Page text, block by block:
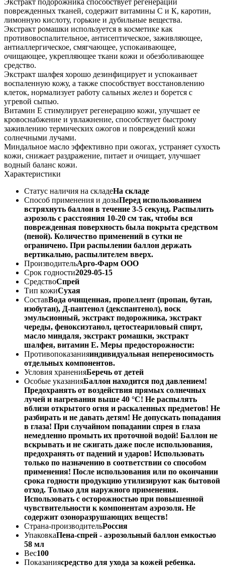
поврежденных тканей, содержит витамины С и К, каротин,
лимонную кислоту, горькие и дубильные вещества.
Экстракт ромашки используется в косметике как
противовоспалительное, антисептическое, заживляющее,
антиаллергическое, смягчающее, успокаивающее,
очищающее, укрепляющее ткани кожи и обезболивающее
средство.
Экстракт шалфея хорошо дезинфицирует и успокаивает
воспаленную кожу, а также способствует восстановлению
клеток, нормализует работу сальных желез и борется с
угревой сыпью.
Витамин Е стимулирует регенерацию кожи, улучшает ее
кровоснабжение и увлажнение, способствует быстрому
заживлению термических ожогов и повреждений кожи
солнечными лучами.
Миндальное масло эффективно при ожогах, устраняет сухость
кожи, снижает раздражение, питает и очищает, улучшает
водный баланс кожи.
Характеристики
Статус наличия на складеНа складе
Способ применения и дозыПеред использованием
встряхнуть баллон в течение 3-5 секунд. Распылить
аэрозоль с расстояния 10-20 см так, чтобы вся
поврежденная поверхность была покрыта средством
(пеной). Количество применений в сутки не
ограничено. При распылении баллон держать
вертикально, распылителем вверх.
ПроизводительАрго-Фарм ООО
Срок годности2029-05-15
СредствоСпрей
Тип кожиСухая
СоставВода очищенная, пропеллент (пропан, бутан,
изобутан), Д-пантенол (декспантенол), воск
эмульсионный, экстракт подорожника, экстракт
череды, феноксиэтанол, цетостеариловый спирт,
масло миндаля, экстракт ромашки, экстракт
шалфея, витамин Е. Меры предосторожности:
Противопоказанияиндивидуальная непереносимость
отдельных компонентов.
Условия храненияБеречь от детей
Особые указанияБаллон находится под давлением!
Предохранять от воздействия прямых солнечных
лучей и нагревания выше 40 °C! Не распылять
вблизи открытого огня и раскаленных предметов! Не
разбирать и не давать детям! Не допускать попадания
в глаза! При случайном попадании спрея в глаза
немедленно промыть их проточной водой! Баллон не
вскрывать и не сжигать даже после использования,
предохранять от падений и ударов! Использовать
только по назначению в соответствии со способом
применения! После использования или по окончании
срока годности продукцию утилизируют как бытовой
отход. Только для наружного применения.
Использовать с осторожностью при повышенной
чувствительности к компонентам аэрозоля. Не
содержит озоноразрушающих веществ!
Страна-производительРоссия
УпаковкаПена-спрей - аэрозольный баллон емкостью
58 мл
Вес100
Показаниясредство для ухода за кожей ребенка.